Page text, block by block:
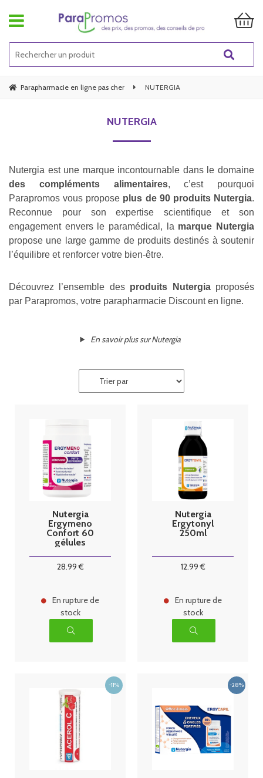
Parapharmacie en ligne pas cher NUTERGIA
NUTERGIA
Nutergia est une marque incontournable dans le domaine
des compléments alimentaires, c’est pourquoi
Parapromos vous propose plus de 90 produits Nutergia.
Reconnue pour son expertise scientifique et son
engagement envers le paramédical, la marque Nutergia
propose une large gamme de produits destinés à soutenir
l’équilibre et renforcer votre bien-être.
Découvrez l’ensemble des produits Nutergiaproposés
par Parapromos, votre parapharmacie Discount en ligne.
En savoir plus sur Nutergia
Nutergia
Ergymeno
Confort 60
gélules
28.99€
En rupture de
stock
Nutergia
Ergytonyl
250ml
12.99€
En rupture de
stock